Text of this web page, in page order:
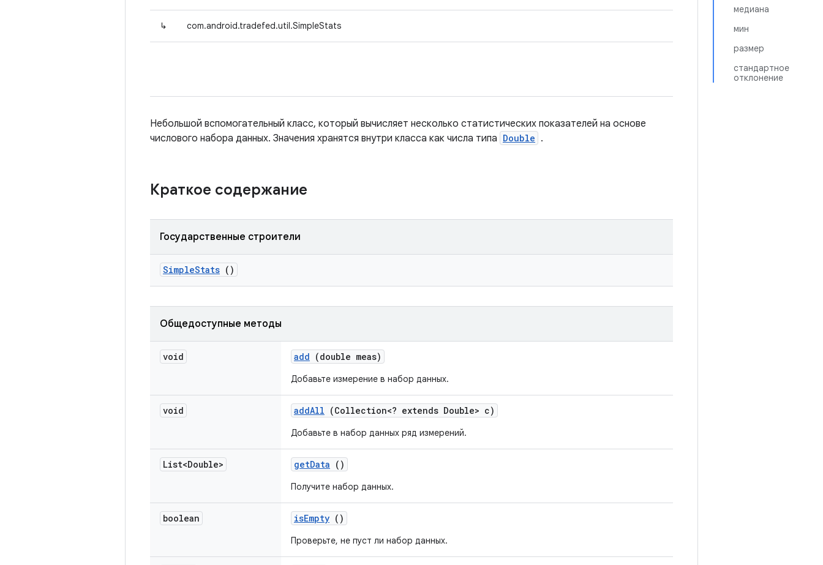
медиана
мин
размер
стандартное
отклонение
↳ com.android.tradefed.util.SimpleStats
Небольшой вспомогательный класс, который вычисляет несколько статистических показателей на основе
числового набора данных. Значения хранятся внутри класса как числа типа Double .
Краткое содержание
Государственные строители
SimpleStats ()
Общедоступные методы
void add (double meas)
Добавьте измерение в набор данных.
void addAll (Collection<? extends Double> c)
Добавьте в набор данных ряд измерений.
List<Double> getData ()
Получите набор данных.
boolean isEmpty ()
Проверьте, не пуст ли набор данных.